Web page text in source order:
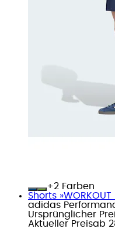
+
Farben
Shorts »WORKOUT
adidas
Ursprünglicher
Aktueller Preisab